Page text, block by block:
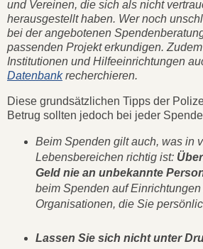
und Vereinen, die sich als nicht
herausgestellt haben. Wer noch
bei der angebotenen
passenden Projekt erkundigen.
Institutionen und Hilfeeinrichtungen
Datenbankrecherchieren.
Diese grundsätzlichen Tipps der
Betrug sollten jedoch bei jeder
Beim Spenden gilt auch, was in
Lebensbereichen richtig ist:
Geld nie an unbekannte
beim Spenden auf Einrichtungen
Organisationen, die Sie
Lassen Sie sich nicht unter